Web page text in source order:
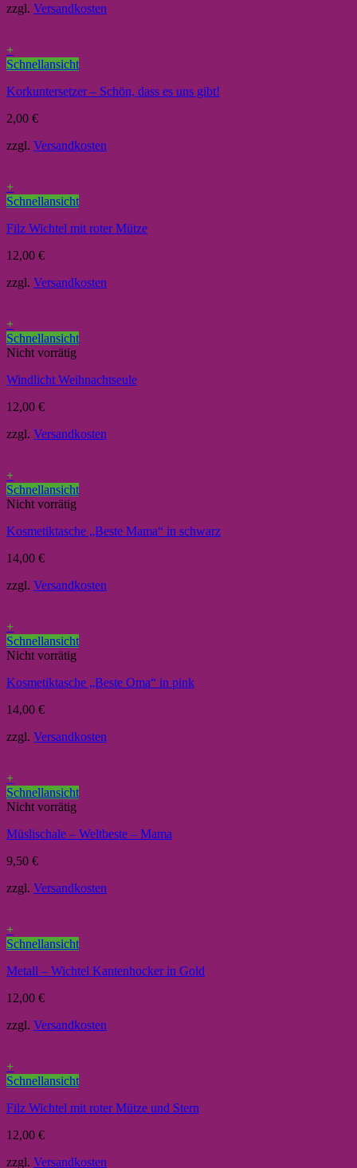
zzgl. Versandkosten
+
Schnellansicht
Korkuntersetzer – Schön, dass es uns gibt!
2,00 €
zzgl. Versandkosten
+
Schnellansicht
Filz Wichtel mit roter Mütze
12,00 €
zzgl. Versandkosten
+
Schnellansicht
Nicht vorrätig
Windlicht Weihnachtseule
12,00 €
zzgl. Versandkosten
+
Schnellansicht
Nicht vorrätig
Kosmetiktasche „Beste Mama“ in schwarz
14,00 €
zzgl. Versandkosten
+
Schnellansicht
Nicht vorrätig
Kosmetiktasche „Beste Oma“ in pink
14,00 €
zzgl. Versandkosten
+
Schnellansicht
Nicht vorrätig
Müslischale – Weltbeste – Mama
9,50 €
zzgl. Versandkosten
+
Schnellansicht
Metall – Wichtel Kantenhocker in Gold
12,00 €
zzgl. Versandkosten
+
Schnellansicht
Filz Wichtel mit roter Mütze und Stern
12,00 €
zzgl. Versandkosten